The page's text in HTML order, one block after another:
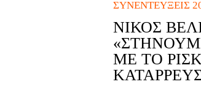
ΣΥΝΕΝΤΕΎΞΕΙΣ
ΝΊΚΟΣ
ΜΕ ΤΟ